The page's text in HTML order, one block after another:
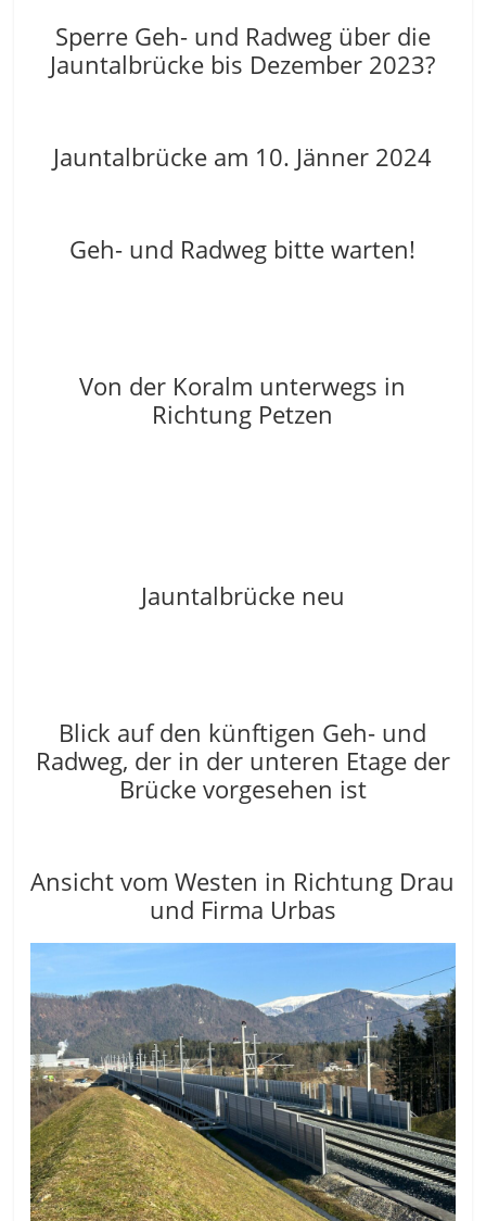
Sperre Geh- und Radweg über die
Jauntalbrücke bis Dezember 2023?
Jauntalbrücke am 10. Jänner 2024
Geh- und Radweg bitte warten!
Von der Koralm unterwegs in
Richtung Petzen
Jauntalbrücke neu
Blick auf den künftigen Geh- und
Radweg, der in der unteren Etage der
Brücke vorgesehen ist
Ansicht vom Westen in Richtung Drau
und Firma Urbas